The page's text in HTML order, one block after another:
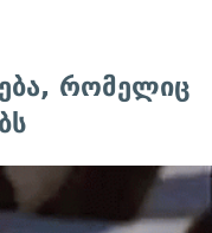
რომელიც